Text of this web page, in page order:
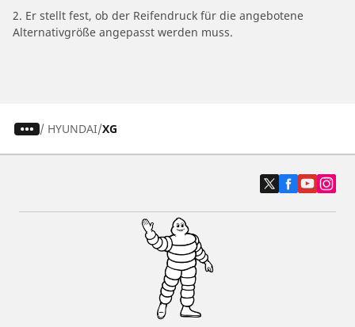
2. Er stellt fest, ob der Reifendruck für die angebotene
Alternativgröße angepasst werden muss.
/ HYUNDAI XG